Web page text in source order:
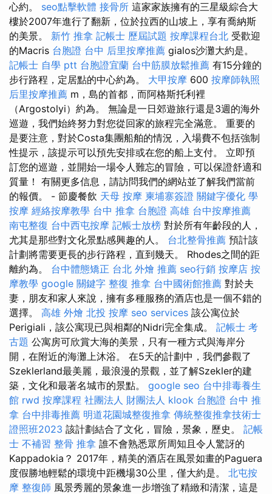
心約。 seo點擊軟體 接骨所 這家家族擁有的三星級綜合大
樓於2007年進行了翻新，位於拉西的山坡上，享有喬納斯
的美景。 新竹 推拿 記帳士 歷屆試題 按摩課程台北 受歡迎
的Macris 台胞證 台中 后里按摩推薦 gialos沙灘大約是。
記帳士 自學 ptt 台胞證宜蘭 台中筋膜放鬆推薦 有15分鐘的
步行路程，定居點的中心約為。 大甲按摩 600 按摩師執照
后里按摩推薦 m，島的首都，而阿格斯托利裡
（Argostolyi）約為。 無論是一日郊遊旅行還是3週的海外
巡遊，我們始終努力對您從回家的旅程完全滿意。 重要的
是要注意，對於Costa集團船舶的情況，入場費不包括強制
性提示，該提示可以預先安排或在您的船上支付。 立即預
訂您的巡遊，並開始一場令人難忘的冒險，可以保證舒適和
質量！ 有關更多信息，請訪問我們的網站並了解我們當前
的報價。 - 節慶餐飲 天母 按摩 柬埔寨簽證 關鍵字優化 學
按摩 經絡按摩教學 台中 推拿 台胞證 高雄 台中按摩推薦
南屯整復 台中西屯按摩 記帳士放榜 對於所有年齡段的人，
尤其是那些對文化景點感興趣的人。 台北整骨推薦 預計該
計劃將需要更長的步行路程，直到幾天。 Rhodes之間的距
離約為。 台中體態矯正 台北 外燴 推薦 seo行銷 按摩店 按
摩教學 google 關鍵字 整復 推拿 台中國術館推薦 對於夫
妻，朋友和家人來說，擁有多種服務的酒店也是一個不錯的
選擇。 高雄 外燴 北投 按摩 seo services 該公寓位於
Perigiali，該公寓現已與相鄰的Nidri完全集成。 記帳士 考
古題 公寓房可欣賞大海的美景，只​​有一種方式與海岸分
開，在附近的海灘上沐浴。 在5天的計劃中，我們參觀了
Szeklerland最美麗，最浪漫的景觀，並了解Szekler的建
築，文化和最著名城市的景點。 google seo 台中排毒養生
館 rwd 按摩課程 社團法人 財團法人 klook 台胞證 台中 推
拿 台中排毒推薦 明道花園城整復推拿 傳統整復推拿技術士
證照班2023 該計劃結合了文化，冒險，景象，歷史。 記帳
士 不補習 整骨 推拿 誰不會熟悉眾所周知且令人驚訝的
Kappadokia？ 2017年，精美的酒店在風景如畫的Paguera
度假勝地輕鬆的環境中距機場30公里，僅大約是。 北屯按
摩 整復師 風景秀麗的景象進一步增強了精緻和清潔，這是